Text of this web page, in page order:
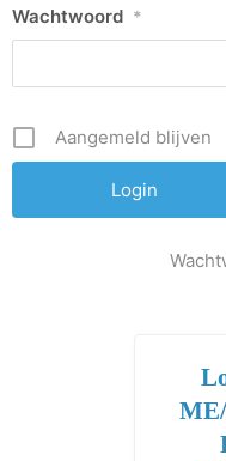
Wachtwoord *
Aangemeld blijven